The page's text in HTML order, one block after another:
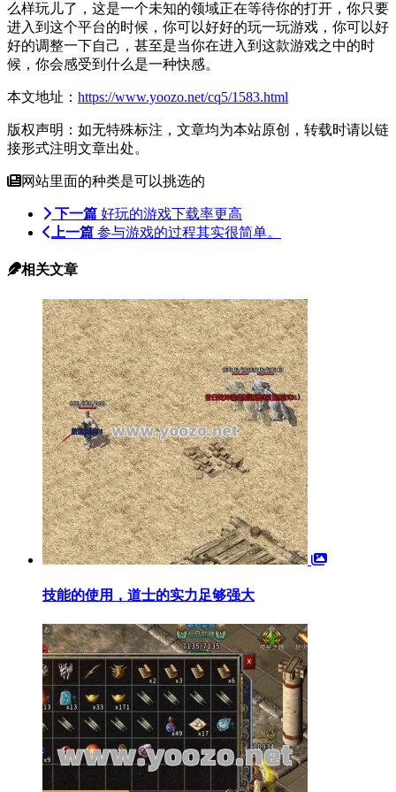
么样玩儿了，这是一个未知的领域正在等待你的打开，你只要
进入到这个平台的时候，你可以好好的玩一玩游戏，你可以好
好的调整一下自己，甚至是当你在进入到这款游戏之中的时
候，你会感受到什么是一种快感。
本文地址： https://www.yoozo.net/cq5/1583.html
版权声明：如无特殊标注，文章均为本站原创，转载时请以链
接形式注明文章出处。
网站里面的种类是可以挑选的
下一篇 好玩的游戏下载率更高
上一篇 参与游戏的过程其实很简单。
相关文章
技能的使用，道士的实力足够强大